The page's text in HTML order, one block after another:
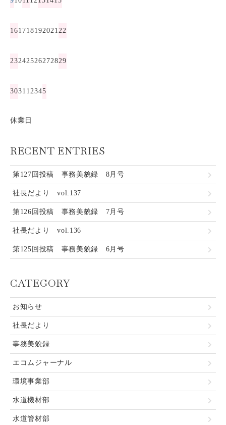
16171819202122
23242526272829
3031 12345
休業日
RECENT ENTRIES
第127回投稿 事務美貌録 8月号
社長だより vol.137
第126回投稿 事務美貌録 7月号
社長だより vol.136
第125回投稿 事務美貌録 6月号
CATEGORY
お知らせ
社長だより
事務美貌録
エコムジャーナル
環境事業部
水道機材部
水道管材部